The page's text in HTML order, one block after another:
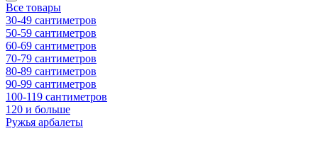
Все товары
30-49 сантиметров
50-59 сантиметров
60-69 сантиметров
70-79 сантиметров
80-89 сантиметров
90-99 сантиметров
100-119 сантиметров
120 и больше
Ружья арбалеты